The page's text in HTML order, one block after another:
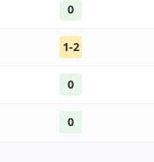
0
1-2
0
0